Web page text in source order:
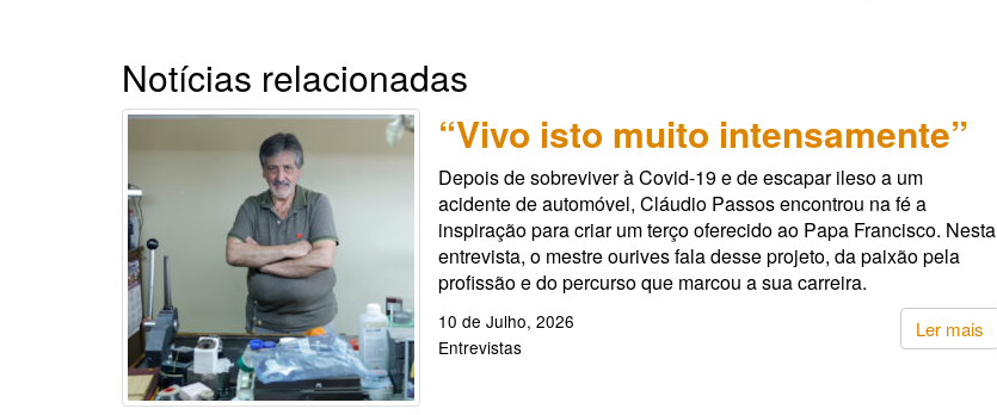
Notícias relacionadas
“Vivo isto muito intensamente”
Depois de sobreviver à Covid-19 e de escapar ileso a um
acidente de automóvel, Cláudio Passos encontrou na fé a
inspiração para criar um terço oferecido ao Papa Francisco. Nesta
entrevista, o mestre ourives fala desse projeto, da paixão pela
profissão e do percurso que marcou a sua carreira.
Ler mais
10 de Julho, 2026
Entrevistas